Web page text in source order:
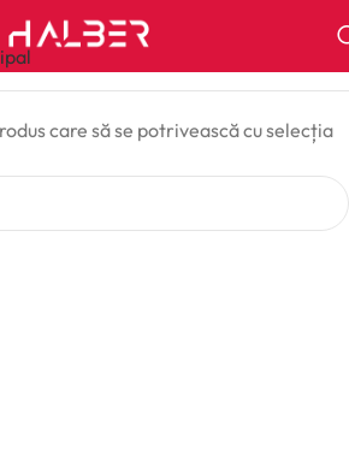
care să se potrivească cu selecția